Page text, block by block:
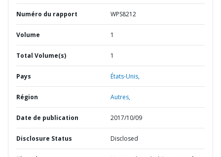
Numéro du rapport WPS8212
Volume 1
Total Volume(s) 1
Pays États-Unis,
Région Autres,
Date de publication 2017/10/09
Disclosure Status Disclosed